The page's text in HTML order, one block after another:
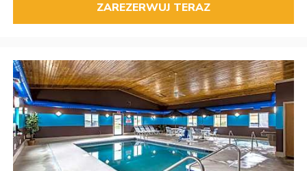
ZAREZERWUJ TERAZ